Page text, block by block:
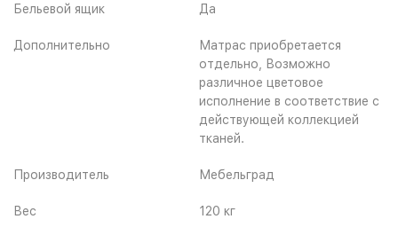
Бельевой ящик Да
Дополнительно
Матрас приобретается
отдельно, Возможно
различное цветовое
исполнение в соответствие с
действующей коллекцией
тканей.
Производитель Мебельград
Вес 120 кг